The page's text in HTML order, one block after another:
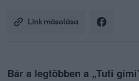
Link másolása
Bár a legtöbben a „Tuti